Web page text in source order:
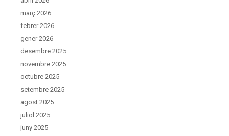
març 2026
febrer 2026
gener 2026
desembre 2025
novembre 2025
octubre 2025
setembre 2025
agost 2025
juliol 2025
juny 2025